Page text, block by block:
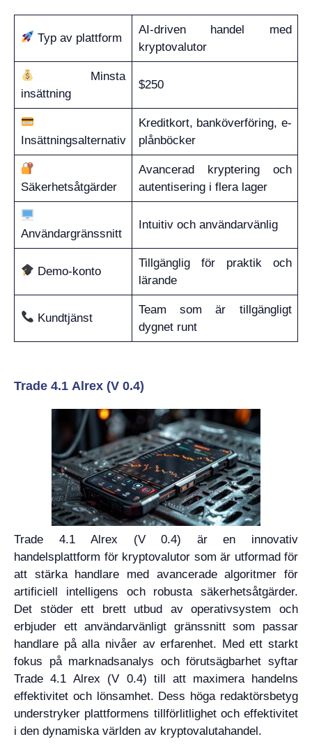
Typ av plattform
AI-driven handel med
kryptovalutor
Minsta
insättning
$250
Insättningsalternativ
Kreditkort, banköverföring, e-
plånböcker
Säkerhetsåtgärder
Avancerad kryptering och
autentisering i flera lager
Användargränssnitt
Intuitiv och användarvänlig
Demo-konto
Tillgänglig för praktik och
lärande
Kundtjänst
Team som är tillgängligt
dygnet runt
Trade 4.1 Alrex (V 0.4)
Trade 4.1 Alrex (V 0.4) är en innovativ
handelsplattform för kryptovalutor som är utformad för
att stärka handlare med avancerade algoritmer för
artificiell intelligens och robusta säkerhetsåtgärder.
Det stöder ett brett utbud av operativsystem och
erbjuder ett användarvänligt gränssnitt som passar
handlare på alla nivåer av erfarenhet. Med ett starkt
fokus på marknadsanalys och förutsägbarhet syftar
Trade 4.1 Alrex (V 0.4) till att maximera handelns
effektivitet och lönsamhet. Dess höga redaktörsbetyg
understryker plattformens tillförlitlighet och effektivitet
i den dynamiska världen av kryptovalutahandel.